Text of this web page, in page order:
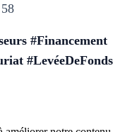
#Financement
#LevéeDeFonds